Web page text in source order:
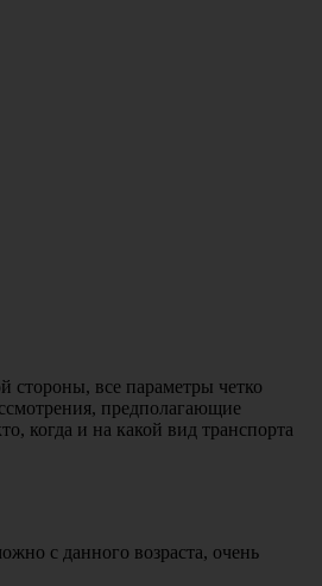
стороны, все параметры четко
предполагающие
когда и на какой вид транспорта
с данного возраста, очень